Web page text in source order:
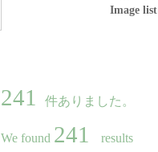
Image list
241 件ありました。
We found 241 results